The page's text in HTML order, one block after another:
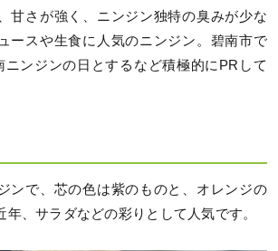
甘さが強く、ニンジン独特の臭みが少な
ースや生食に人気のニンジン。碧南市で
ニンジンの日とするなど積極的にPRして
ンで、芯の色は紫のものと、オレンジの
年、サラダなどの彩りとして人気です。